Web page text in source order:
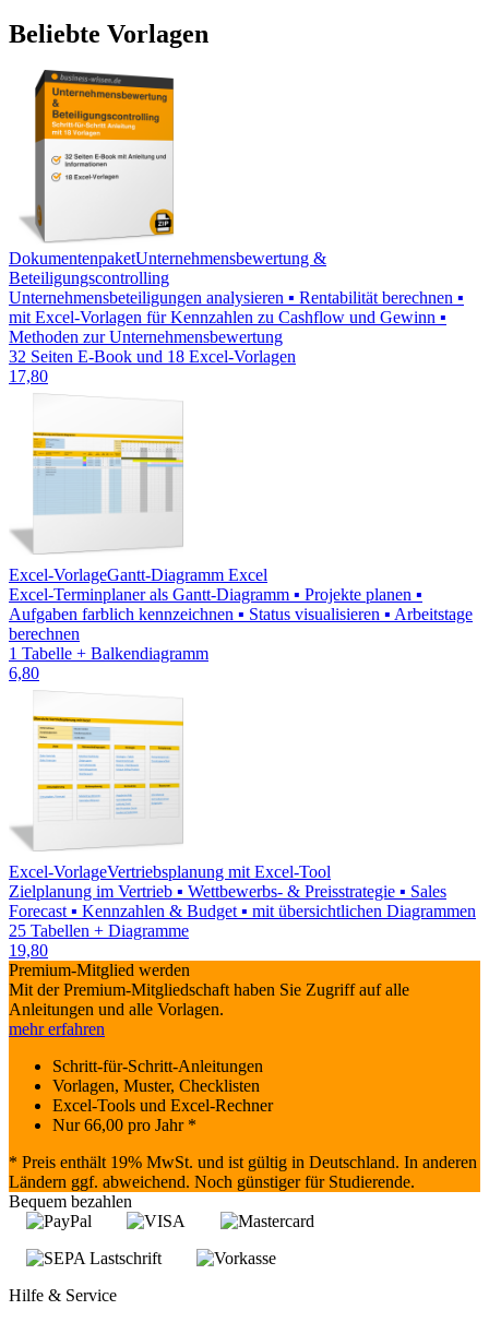
Beliebte Vorlagen
DokumentenpaketUnternehmensbewertung &
Beteiligungscontrolling
Unternehmensbeteiligungen analysieren ▪ Rentabilität berechnen ▪
mit Excel-Vorlagen für Kennzahlen zu Cashflow und Gewinn ▪
Methoden zur Unternehmensbewertung
32 Seiten E-Book und 18 Excel-Vorlagen
17,80
Excel-VorlageGantt-Diagramm Excel
Excel-Terminplaner als Gantt-Diagramm ▪ Projekte planen ▪
Aufgaben farblich kennzeichnen ▪ Status visualisieren ▪ Arbeitstage
berechnen
1 Tabelle + Balkendiagramm
6,80
Excel-VorlageVertriebsplanung mit Excel-Tool
Zielplanung im Vertrieb ▪ Wettbewerbs- & Preisstrategie ▪ Sales
Forecast ▪ Kennzahlen & Budget ▪ mit übersichtlichen Diagrammen
25 Tabellen + Diagramme
19,80
Premium-Mitglied werden
Mit der Premium-Mitgliedschaft haben Sie Zugriff auf alle
Anleitungen und alle Vorlagen.
mehr erfahren
Schritt-für-Schritt-Anleitungen
Vorlagen, Muster, Checklisten
Excel-Tools und Excel-Rechner
Nur66,00 pro Jahr *
* Preis enthält 19% MwSt. und ist gültig in Deutschland. In anderen
Ländern ggf. abweichend. Noch günstiger für Studierende.
Bequem bezahlen
Hilfe & Service